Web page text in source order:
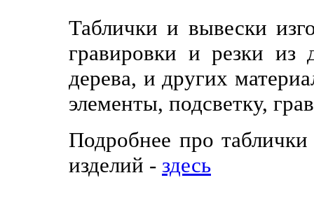
Таблички и вывески
гравировки и резки из
дерева, и других
элементы, подсветку,
Подробнее про
изделий - здесь